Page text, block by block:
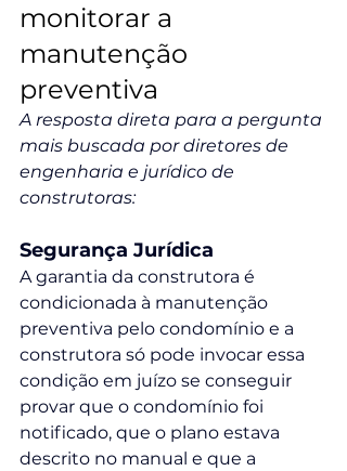
monitorar a
manutenção
preventiva
A resposta direta para a pergunta
mais buscada por diretores de
engenharia e jurídico de
construtoras:
Segurança Jurídica
A garantia da construtora é
condicionada à manutenção
preventiva pelo condomínio e a
construtora só pode invocar essa
condição em juízo se conseguir
provar que o condomínio foi
notificado, que o plano estava
descrito no manual e que a